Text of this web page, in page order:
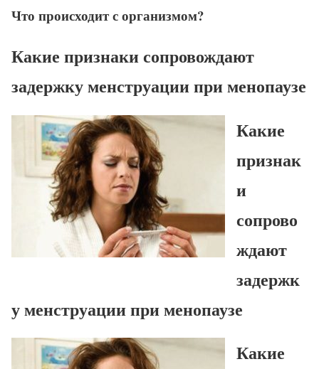
Что происходит с организмом?
Какие признаки сопровождают
задержку менструации при менопаузе
Какие
признак
и
сопрово
ждают
задержк
у менструации при менопаузе
Какие